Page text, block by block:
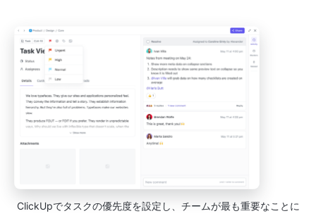
ClickUpでタスクの優先度を設定し、チームが最も重要なことに